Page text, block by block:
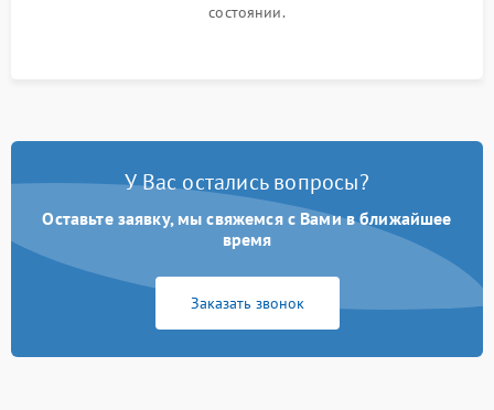
состоянии.
У Вас остались вопросы?
Оставьте заявку, мы свяжемся с Вами в ближайшее
время
Заказать звонок